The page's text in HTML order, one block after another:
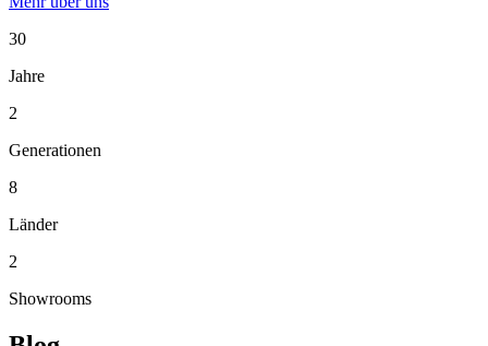
30
Jahre
2
Generationen
8
Länder
2
Showrooms